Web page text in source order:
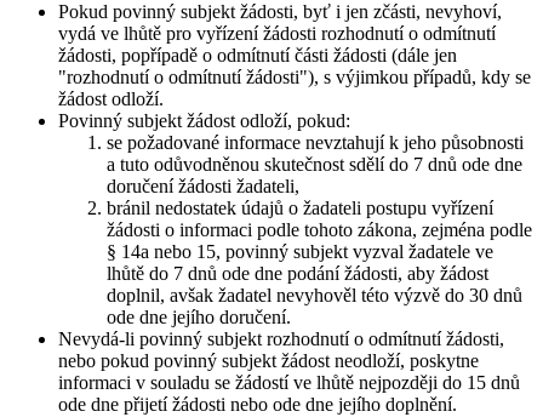
Pokud povinný subjekt žádosti, byť i jen zčásti, nevyhoví,
vydá ve lhůtě pro vyřízení žádosti rozhodnutí o odmítnutí
žádosti, popřípadě o odmítnutí části žádosti (dále jen
"rozhodnutí o odmítnutí žádosti"), s výjimkou případů, kdy se
žádost odloží.
Povinný subjekt žádost odloží, pokud:
se požadované informace nevztahují k jeho působnosti
a tuto odůvodněnou skutečnost sdělí do 7 dnů ode dne
doručení žádosti žadateli,
bránil nedostatek údajů o žadateli postupu vyřízení
žádosti o informaci podle tohoto zákona, zejména podle
§ 14a nebo 15, povinný subjekt vyzval žadatele ve
lhůtě do 7 dnů ode dne podání žádosti, aby žádost
doplnil, avšak žadatel nevyhověl této výzvě do 30 dnů
ode dne jejího doručení.
Nevydá-li povinný subjekt rozhodnutí o odmítnutí žádosti,
nebo pokud povinný subjekt žádost neodloží, poskytne
informaci v souladu se žádostí ve lhůtě nejpozději do 15 dnů
ode dne přijetí žádosti nebo ode dne jejího doplnění.